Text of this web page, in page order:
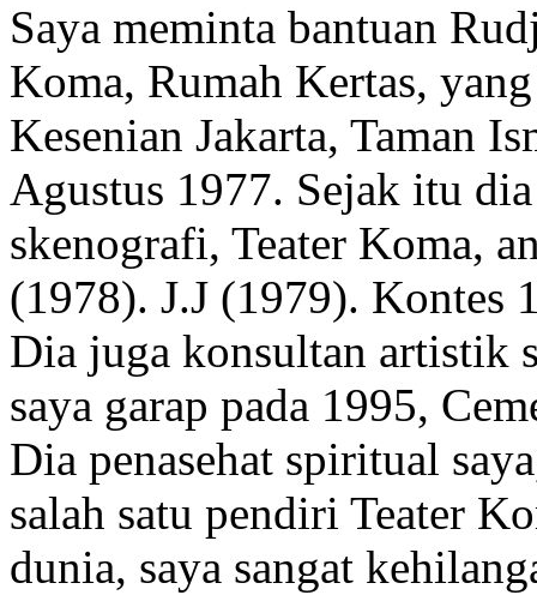
Saya meminta bantuan
Koma, Rumah Kertas,
Kesenian Jakarta, Taman
Agustus 1977. Sejak itu
skenografi, Teater Koma,
(1978). J.J (1979). Kontes
Dia juga konsultan artistik
saya garap pada 1995,
Dia penasehat spiritual
salah satu pendiri Teater
dunia, saya sangat